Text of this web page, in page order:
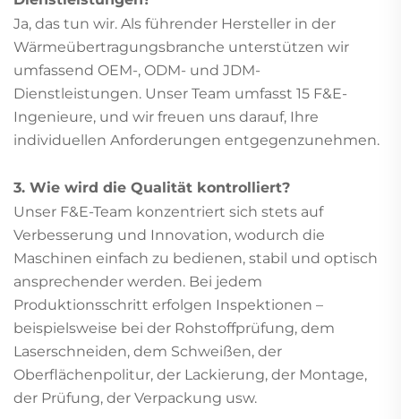
Ja, das tun wir. Als führender Hersteller in der
Wärmeübertragungsbranche unterstützen wir
umfassend OEM-, ODM- und JDM-
Dienstleistungen. Unser Team umfasst 15 F&E-
Ingenieure, und wir freuen uns darauf, Ihre
individuellen Anforderungen entgegenzunehmen.
3. Wie wird die Qualität kontrolliert?
Unser F&E-Team konzentriert sich stets auf
Verbesserung und Innovation, wodurch die
Maschinen einfach zu bedienen, stabil und optisch
ansprechender werden. Bei jedem
Produktionsschritt erfolgen Inspektionen –
beispielsweise bei der Rohstoffprüfung, dem
Laserschneiden, dem Schweißen, der
Oberflächenpolitur, der Lackierung, der Montage,
der Prüfung, der Verpackung usw.